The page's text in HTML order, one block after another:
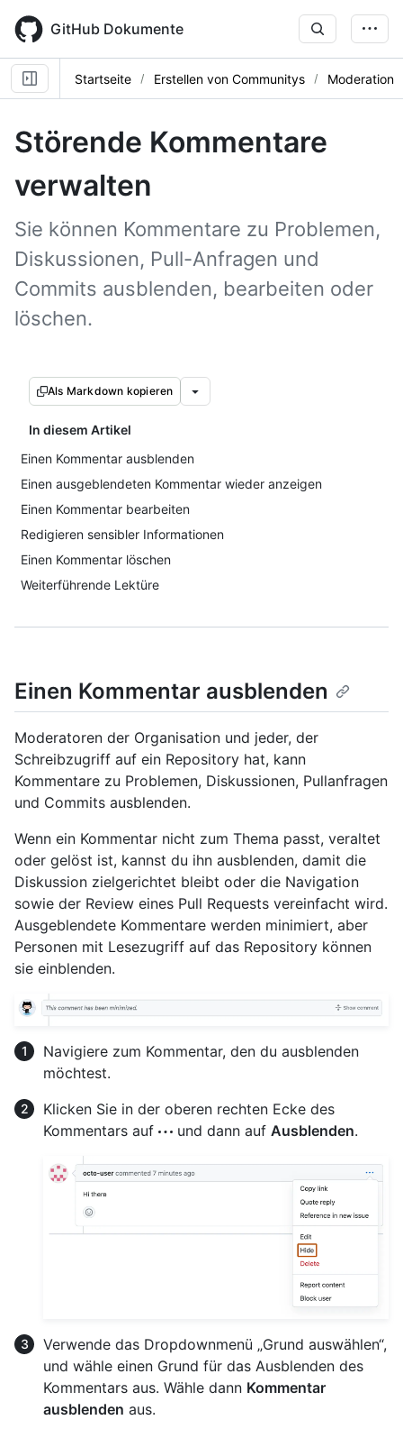
main
content
GitHub Dokumente
Startseite Erstellen von Communitys Moderation
Störende Kommentare
verwalten
Sie können Kommentare zu Problemen,
Diskussionen, Pull-Anfragen und
Commits ausblenden, bearbeiten oder
löschen.
Als Markdown kopieren
In diesem Artikel
Einen Kommentar ausblenden
Einen ausgeblendeten Kommentar wieder anzeigen
Einen Kommentar bearbeiten
Redigieren sensibler Informationen
Einen Kommentar löschen
Weiterführende Lektüre
Einen Kommentar ausblenden
Moderatoren der Organisation und jeder, der
Schreibzugriff auf ein Repository hat, kann
Kommentare zu Problemen, Diskussionen, Pullanfragen
und Commits ausblenden.
Wenn ein Kommentar nicht zum Thema passt, veraltet
oder gelöst ist, kannst du ihn ausblenden, damit die
Diskussion zielgerichtet bleibt oder die Navigation
sowie der Review eines Pull Requests vereinfacht wird.
Ausgeblendete Kommentare werden minimiert, aber
Personen mit Lesezugriff auf das Repository können
sie einblenden.
Navigiere zum Kommentar, den du ausblenden
möchtest.
Klicken Sie in der oberen rechten Ecke des
Kommentars auf
und dann auf Ausblenden.
Verwende das Dropdownmenü „Grund auswählen“,
und wähle einen Grund für das Ausblenden des
Kommentars aus. Wähle dann Kommentar
ausblenden aus.